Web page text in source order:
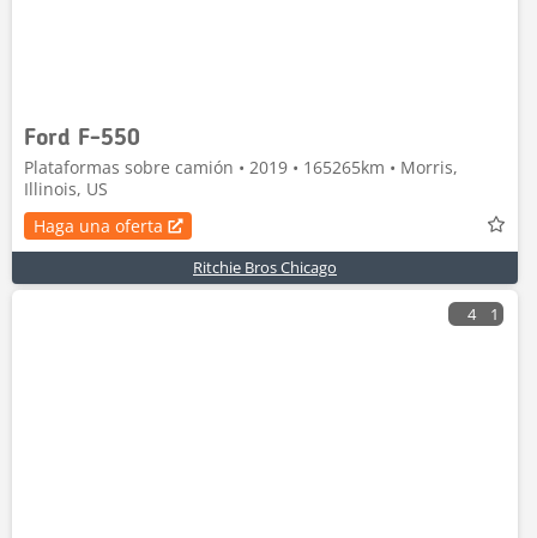
Ford F-550
Plataformas sobre camión • 2019 • 165265km • Morris,
Illinois, US
Haga una oferta
Ritchie Bros Chicago
4 1